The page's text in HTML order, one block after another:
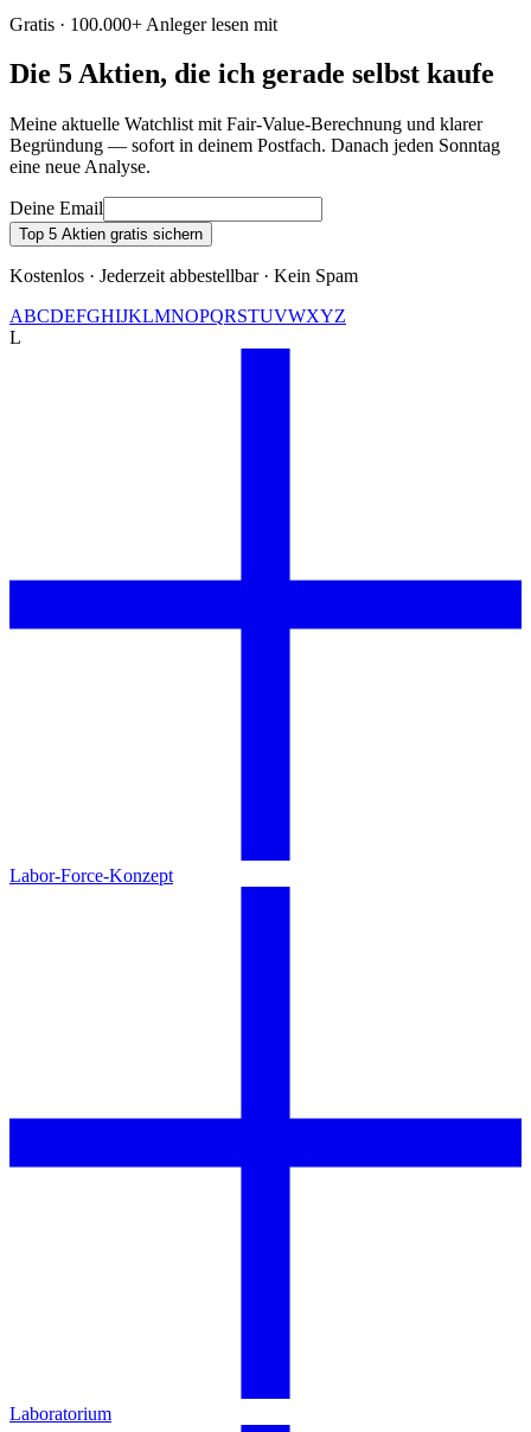
Gratis · 100.000+ Anleger lesen mit
Die 5 Aktien, die ich gerade selbst kaufe
Meine aktuelle Watchlist mit Fair-Value-Berechnung und klarer
Begründung — sofort in deinem Postfach. Danach jeden Sonntag
eine neue Analyse.
Deine Email
Top 5 Aktien gratis sichern
Kostenlos · Jederzeit abbestellbar · Kein Spam
ABCDEFGHIJKLMNOPQRSTUVWXYZ
L
Labor-Force-Konzept
Laboratorium